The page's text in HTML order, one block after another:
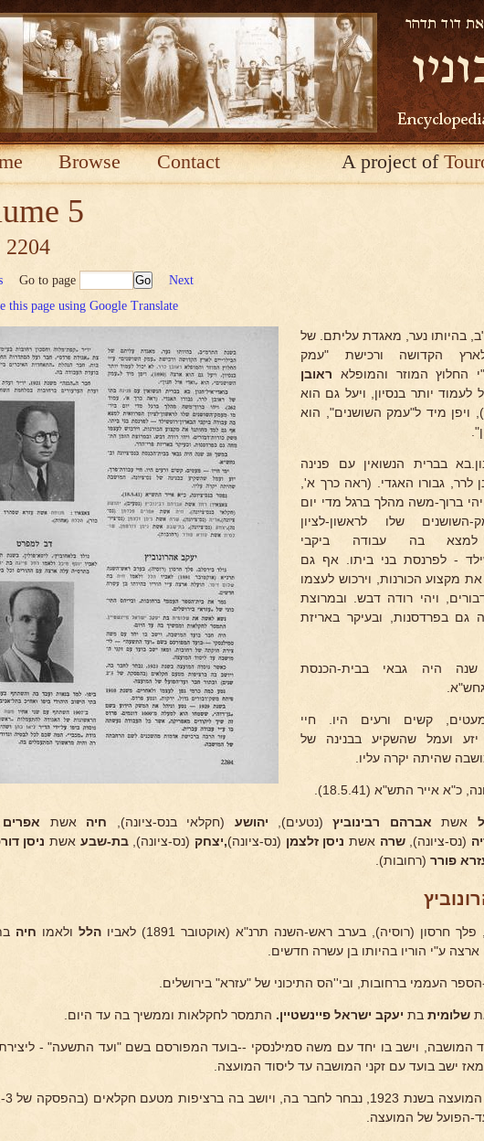
Browse Contact A project of
5
2204
Go to page
Next
this page using Google Translate
בהיותו נער, מאגדת עליתם. של
לארץ הקדושה ורכישת "עמק
החלוץ המוזר והמופלא ראובן
לעמוד יותר בנסיון, ויעל גם הוא
ארצה (1890), ויפן מיד ל"עמק השושנים", הוא
בברית הנשואין עם פנינה
לרר, גבורו האגדי. (ראה כרך א',
ברוך-משה מהלך ברגל מדי יום
השושנים שלו לראשון-לציון
למצא בה עבודה ביקבי
- לפרנסת בני ביתו. אף גם
מקצוע הכורנות, וירכוש לעצמו
ויהי רודה דבש. ובמרוצת
גם בפרדסנות, ובעיקר באריזת
במשך 28 שנה היה גבאי בבית-הכנסת
קשים ורעים היו. חיי
יזע ועמל שהשקיע בבנינה של
שהיתה יקרה עליו.
כ"א אייר התש"א (18.5.41).
אשת אברהם רבינוביץ(נטעים), יהושע (חקלאי בנס-ציונה), חיה אשת
(נס-ציונה),שרה אשת ניסן זלצמן (נס-ציונה),יצחק(נס-ציונה),בת-שבע אשת ניסן
פורר (רחובות).
חרסון (רוסיה), בערב ראש-השנה תרנ"א (אוקטובר 1891) לאביו הלל ולאמו חיה
ארצה ע"י הוריו בהיותו בן עשרה חדשים.
העממי ברחובות, ובי''הס התיכוני של "עזרא" בירושלים.
שלומית בת יעקב ישראל פיינשטיין. התמסר לחקלאות וממשיך בה עד היום.
המושבה, וישב בו יחד עם משה סמילנסקי --בועד המפורסם בשם "ועד התשעה" -
ישב בועד עם זקני המושבה עד ליסוד המועצה.
הפועל של המועצה.